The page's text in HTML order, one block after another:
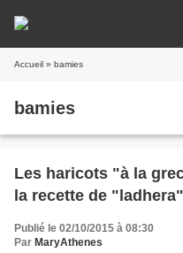
Accueil » bamies
bamies
Les haricots "à la
la recette de
Publié le 02/10/2015 à 08:30
Par MaryAthenes